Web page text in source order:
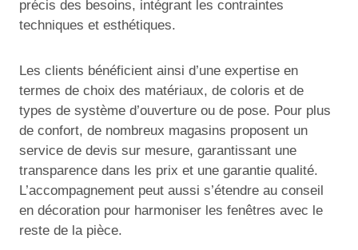
précis des besoins, intégrant les contraintes
techniques et esthétiques.
Les clients bénéficient ainsi d’une expertise en
termes de choix des matériaux, de coloris et de
types de système d’ouverture ou de pose. Pour plus
de confort, de nombreux magasins proposent un
service de devis sur mesure, garantissant une
transparence dans les prix et une garantie qualité.
L’accompagnement peut aussi s’étendre au conseil
en décoration pour harmoniser les fenêtres avec le
reste de la pièce.